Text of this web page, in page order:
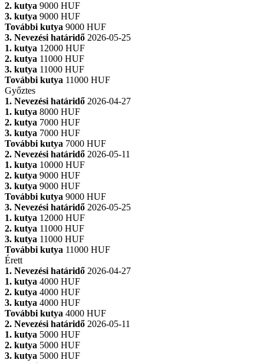
2. kutya 9000 HUF
3. kutya 9000 HUF
További kutya 9000 HUF
3. Nevezési határidő 2026-05-25
1. kutya 12000 HUF
2. kutya 11000 HUF
3. kutya 11000 HUF
További kutya 11000 HUF
Győztes
1. Nevezési határidő 2026-04-27
1. kutya 8000 HUF
2. kutya 7000 HUF
3. kutya 7000 HUF
További kutya 7000 HUF
2. Nevezési határidő 2026-05-11
1. kutya 10000 HUF
2. kutya 9000 HUF
3. kutya 9000 HUF
További kutya 9000 HUF
3. Nevezési határidő 2026-05-25
1. kutya 12000 HUF
2. kutya 11000 HUF
3. kutya 11000 HUF
További kutya 11000 HUF
Érett
1. Nevezési határidő 2026-04-27
1. kutya 4000 HUF
2. kutya 4000 HUF
3. kutya 4000 HUF
További kutya 4000 HUF
2. Nevezési határidő 2026-05-11
1. kutya 5000 HUF
2. kutya 5000 HUF
3. kutya 5000 HUF